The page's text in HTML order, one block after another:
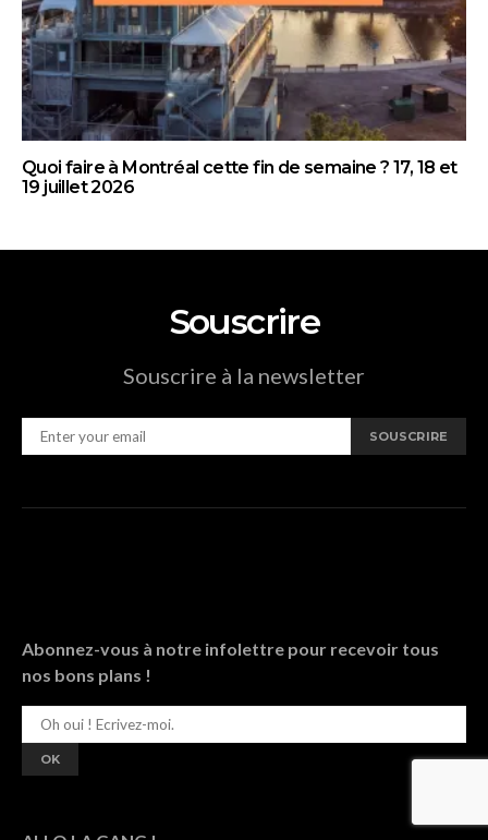
Quoi faire à Montréal cette fin de semaine ? 17, 18 et
19 juillet 2026
Souscrire
Souscrire à la newsletter
SOUSCRIRE
Abonnez-vous à notre infolettre pour recevoir tous
nos bons plans !